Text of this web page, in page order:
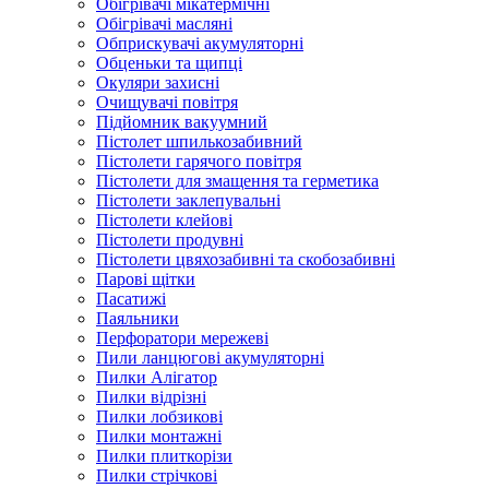
Обігрівачі мікатермічні
Обігрівачі масляні
Обприскувачі акумуляторні
Обценьки та щипці
Окуляри захисні
Очищувачі повітря
Підйомник вакуумний
Пістолет шпилькозабивний
Пістолети гарячого повітря
Пістолети для змащення та герметика
Пістолети заклепувальні
Пістолети клейові
Пістолети продувні
Пістолети цвяхозабивні та скобозабивні
Парові щітки
Пасатижі
Паяльники
Перфоратори мережеві
Пили ланцюгові акумуляторні
Пилки Алігатор
Пилки відрізні
Пилки лобзикові
Пилки монтажні
Пилки плиткорізи
Пилки стрічкові